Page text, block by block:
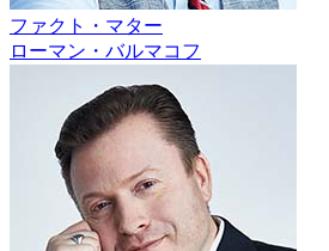
ファクト・マター
ローマン・バルマコフ